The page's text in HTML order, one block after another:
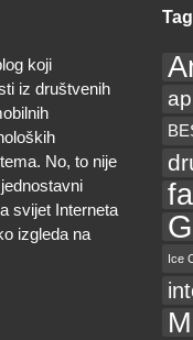
koji
iz društvenih
No, to nije
svijet Interneta
izgleda na
Ice